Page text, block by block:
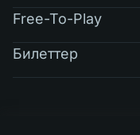
Free-To-Play
Билеттер